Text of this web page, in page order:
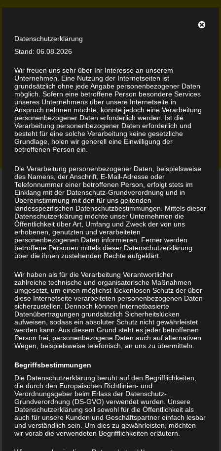
Zionalb Movement
Reggae | Dancehall | More
Selecta Blen
Selecta Blen
(aka Shoka Blen oder
einfach nur Blen)
In der frühen Jugend (ca. 1997 -1998) dann fand er durch
das erste digitale Radio einen Reggae – Sender auf dem
er erstmals mit seinen Kumpels Danchall zu hören bekam.
Damals war der Zugang zum Internet noch sehr
beschränkt, so wurden also immer Kassetten
diesem faszinierenden Sound geöffnet.
Ab dem Jahr 2000 gab es dann endlich den Zugang zu
den beliebten 7” Singles aus der Reggae und
Dancehallszene im damaligen Blessed Love Shop in
Stuttgart.
Datenschutzerklärung
Stand: 06.08.2026
Wir freuen uns sehr über Ihr Interesse an unserem
Unternehmen. Eine Nutzung der Internetseiten ist
grundsätzlich ohne jede Angabe personenbezogener Daten
möglich. Sofern eine betroffene Person besondere Services
unseres Unternehmens über unsere Internetseite in
Anspruch nehmen möchte, könnte jedoch eine Verarbeitung
personenbezogener Daten erforderlich werden. Ist die
Verarbeitung personenbezogener Daten erforderlich und
besteht für eine solche Verarbeitung keine gesetzliche
Grundlage, holen wir generell eine Einwilligung der
betroffenen Person ein.
Die Verarbeitung personenbezogener Daten, beispielsweise
des Namens, der Anschrift, E-Mail-Adresse oder
Telefonnummer einer betroffenen Person, erfolgt stets im
Einklang mit der Datenschutz-Grundverordnung und in
Übereinstimmung mit den für uns geltenden
landesspezifischen Datenschutzbestimmungen. Mittels dieser
Datenschutzerklärung möchte unser Unternehmen die
Öffentlichkeit über Art, Umfang und Zweck der von uns
erhobenen, genutzten und verarbeiteten
personenbezogenen Daten informieren. Ferner werden
betroffene Personen mittels dieser Datenschutzerklärung
über die ihnen zustehenden Rechte aufgeklärt.
Wir haben als für die Verarbeitung Verantwortlicher
zahlreiche technische und organisatorische Maßnahmen
umgesetzt, um einen möglichst lückenlosen Schutz der über
diese Internetseite verarbeiteten personenbezogenen Daten
sicherzustellen. Dennoch können Internetbasierte
Datenübertragungen grundsätzlich Sicherheitslücken
aufweisen, sodass ein absoluter Schutz nicht gewährleistet
werden kann. Aus diesem Grund steht es jeder betroffenen
Person frei, personenbezogene Daten auch auf alternativen
Wegen, beispielsweise telefonisch, an uns zu übermitteln.
Begriffsbestimmungen
Die Datenschutzerklärung beruht auf den Begrifflichkeiten,
die durch den Europäischen Richtlinien- und
Verordnungsgeber beim Erlass der Datenschutz-
Grundverordnung (DS-GVO) verwendet wurden. Unsere
Datenschutzerklärung soll sowohl für die Öffentlichkeit als
auch für unsere Kunden und Geschäftspartner einfach lesbar
und verständlich sein. Um dies zu gewährleisten, möchten
wir vorab die verwendeten Begrifflichkeiten erläutern.